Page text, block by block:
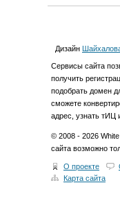
Дизайн
Cервиcы сайта
получить
подобрать домен
сможете
адрес, узнать тИЦ
© 2008 - 2026
сайта возможно
О проекте
Карта сайта